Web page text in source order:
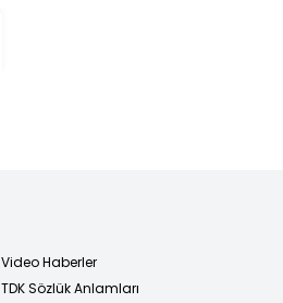
Video Haberler
TDK Sözlük Anlamları